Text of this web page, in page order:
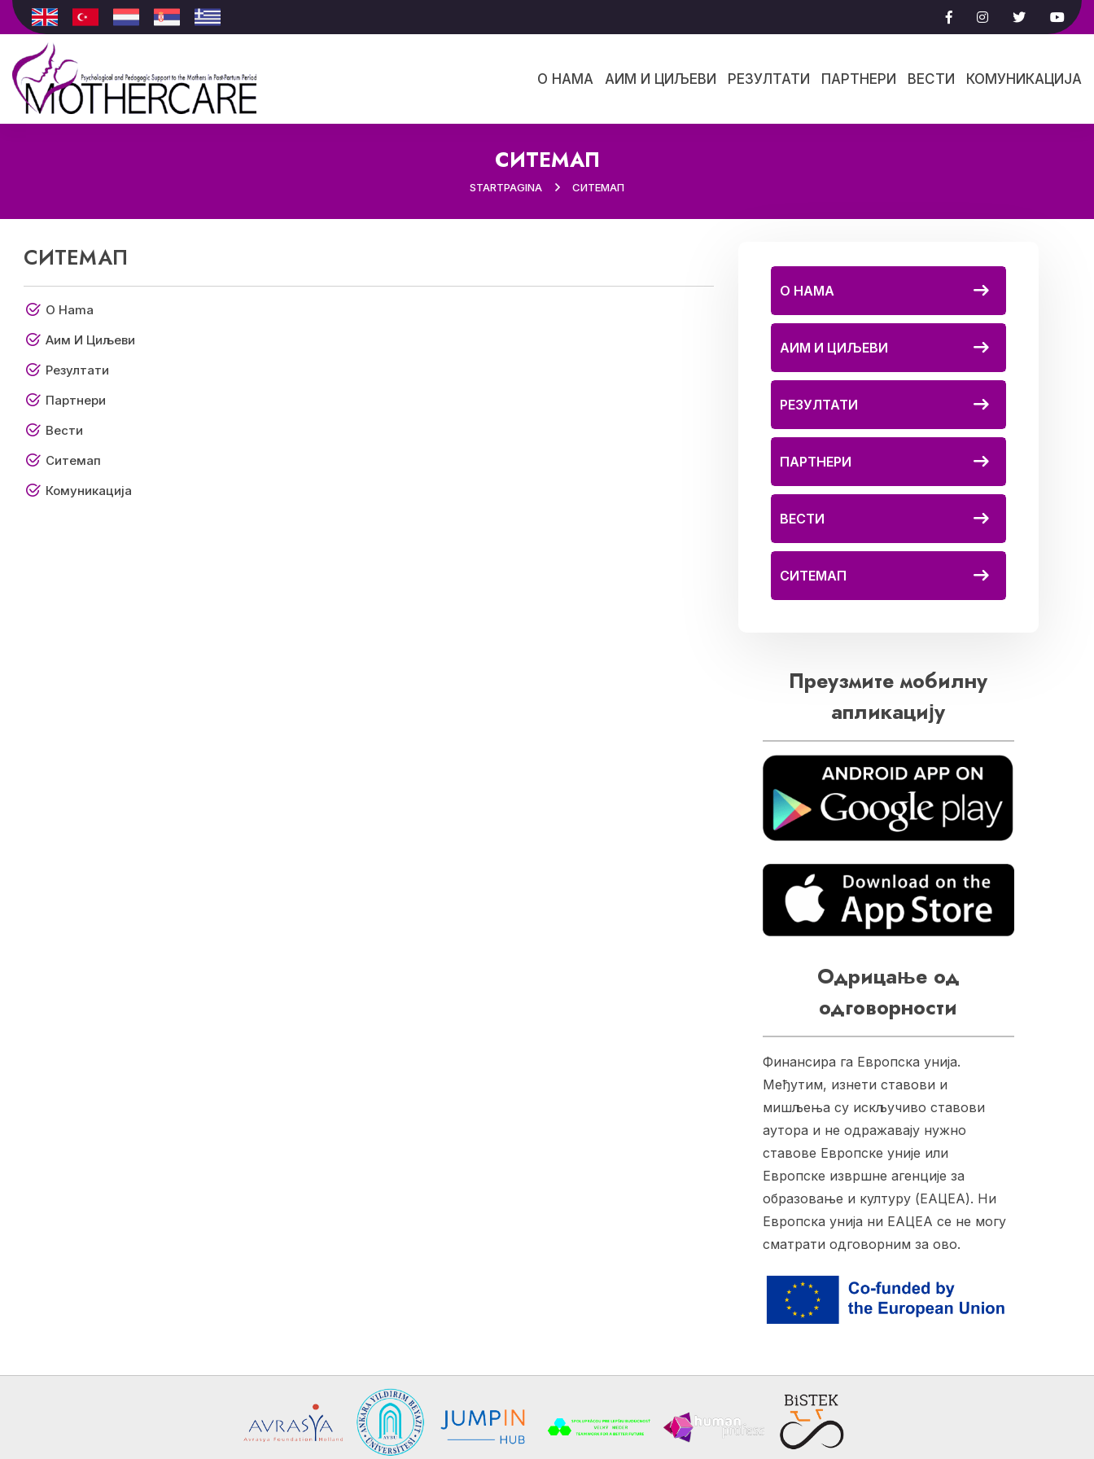
О НАМА АИМ И ЦИЉЕВИ РЕЗУЛТАТИ ПАРТНЕРИ ВЕСТИ КОМУНИКАЦИЈА
СИТЕМАП
STARTPAGINA СИТЕМАП
СИТЕМАП
O Hama
Аим И Циљеви
Резултати
Партнери
Вести
Ситемап
Комуникација
О НАМА
АИМ И ЦИЉЕВИ
РЕЗУЛТАТИ
ПАРТНЕРИ
ВЕСТИ
СИТЕМАП
Преузмите мобилну
апликацију
Одрицање од
одговорности
Финансира га Европска унија.
Међутим, изнети ставови и
мишљења су искључиво ставови
аутора и не одражавају нужно
ставове Европске уније или
Европске извршне агенције за
образовање и културу (ЕАЦЕА). Ни
Европска унија ни ЕАЦЕА се не могу
сматрати одговорним за ово.